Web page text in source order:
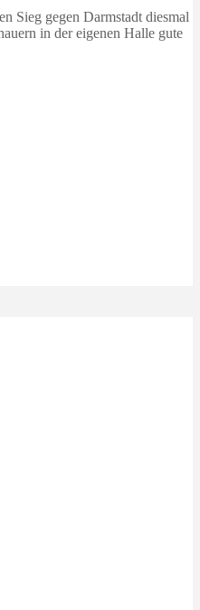
Sieg gegen Darmstadt diesmal
in der eigenen Halle gute